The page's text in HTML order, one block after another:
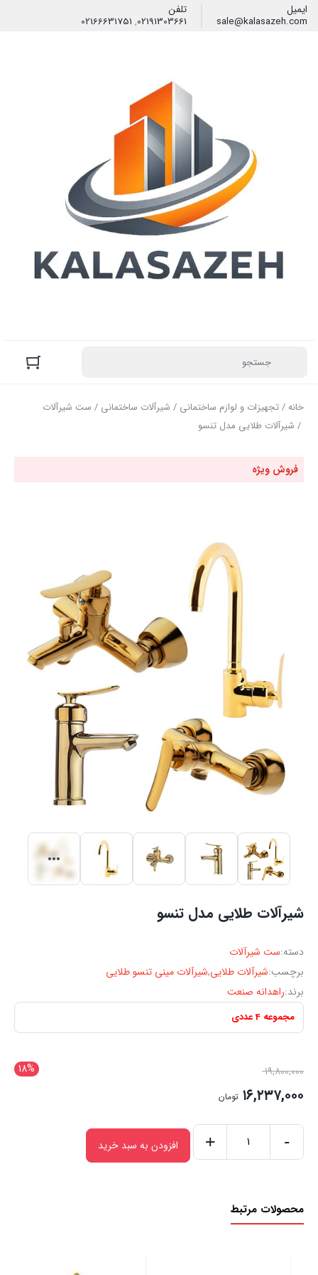
ایمیل
sale@kalasazeh.com
تلفن
02191303661
,
02166631751
خانه/تجهیزات و لوازم ساختمانی / شیرآلات ساختمانی / ست شیرآلات
/ شیرآلات طلایی مدل تنسو
فروش ویژه
شیرآلات طلایی مدل تنسو
دسته:ست شیرآلات
برچسب:شیرآلات طلایی,شیرآلات مینی تنسو طلایی
برند:راهدانه صنعت
مجموعه 4 عددی
18% ۱۹,۸۰۰,۰۰۰
۱۶,۲۳۷,۰۰۰ تومان
-
+ افزودن به سبد خرید
محصولات مرتبط